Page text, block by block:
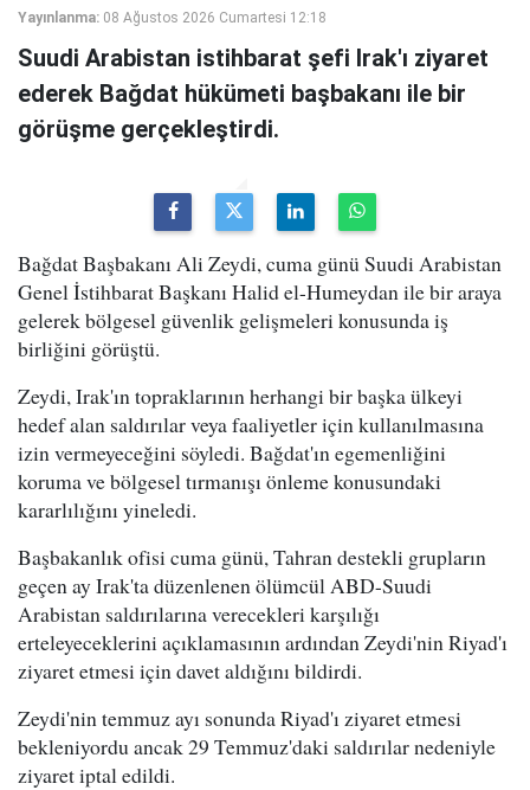
Yayınlanma: 08 Ağustos 2026 Cumartesi 12:18
Suudi Arabistan istihbarat şefi Irak'ı ziyaret
ederek Bağdat hükümeti başbakanı ile bir
görüşme gerçekleştirdi.
Bağdat Başbakanı Ali Zeydi, cuma günü Suudi Arabistan
Genel İstihbarat Başkanı Halid el-Humeydan ile bir araya
gelerek bölgesel güvenlik gelişmeleri konusunda iş
birliğini görüştü.
Zeydi, Irak'ın topraklarının herhangi bir başka ülkeyi
hedef alan saldırılar veya faaliyetler için kullanılmasına
izin vermeyeceğini söyledi. Bağdat'ın egemenliğini
koruma ve bölgesel tırmanışı önleme konusundaki
kararlılığını yineledi.
Başbakanlık ofisi cuma günü, Tahran destekli grupların
geçen ay Irak'ta düzenlenen ölümcül ABD-Suudi
Arabistan saldırılarına verecekleri karşılığı
erteleyeceklerini açıklamasının ardından Zeydi'nin Riyad'ı
ziyaret etmesi için davet aldığını bildirdi.
Zeydi'nin temmuz ayı sonunda Riyad'ı ziyaret etmesi
bekleniyordu ancak 29 Temmuz'daki saldırılar nedeniyle
ziyaret iptal edildi.